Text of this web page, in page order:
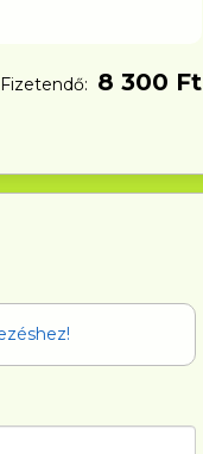
Fizetendő: 8 300 Ft